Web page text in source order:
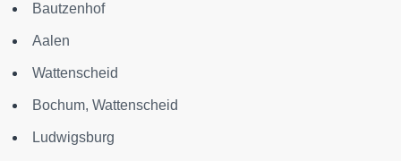
Bautzenhof
Aalen
Wattenscheid
Bochum, Wattenscheid
Ludwigsburg